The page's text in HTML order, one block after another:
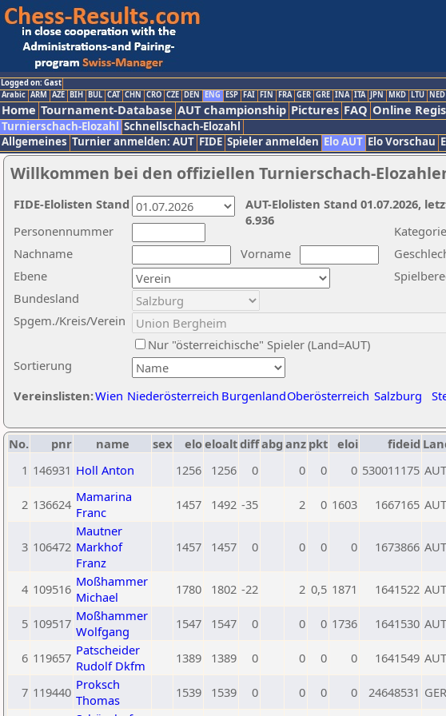
Logged on: Gast
Arabic ARM AZE BIH BUL CAT CHN CRO CZE DEN ENG ESP FAI FIN FRA GER GRE INA ITA JPN MKD LTU NED
Home Tournament-Database AUT championship Pictures FAQ Online
Turnierschach-Elozahl Schnellschach-Elozahl
Allgemeines Turnier anmelden: AUT FIDE Spieler anmelden Elo AUT Elo Vorschau
Willkommen bei den offiziellen Turnierschach-
Nachname
Vorname
Ebene
Kategorie
Sortierung
Personennummer
Bundesland
Spgem./Kreis/Verein
Nur "österreichische" Spieler (Land=AUT)
Vereinslisten:Wien Niederösterreich BurgenlandOberösterreich Salzburg
AUT-Elolisten Stand 01.07.2026,
6.936
FIDE-Elolisten Stand
No. pnr name sex eloeloaltdiffabg anz pkt eloi fideid
1 146931 Holl Anton 1256 1256 0 0 0 0 530011175 AUT
2 136624 Mamarina
Franc
1457 1492 -35 2 0 1603 1667165 AUT
3 106472
Mautner
Markhof
Franz
1457 1457 0 0 0 0 1673866 AUT
4 109516 Moßhammer
Michael
1780 1802 -22 2 0,5 1871 1641522 AUT
5 109517 Moßhammer
Wolfgang
1547 1547 0 0 0 1736 1641530 AUT
6 119657 Patscheider
Rudolf Dkfm
1389 1389 0 0 0 0 1641549 AUT
7 119440 Proksch
Thomas
1539 1539 0 0 0 0 24648531 GER